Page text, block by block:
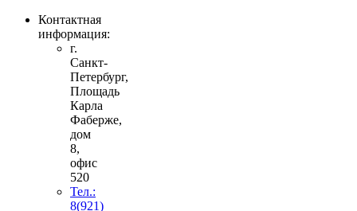
Контактная
информация:
г.
Санкт-
Петербург,
Площадь
Карла
Фаберже,
дом
8,
офис
520
Тел.:
8(921)